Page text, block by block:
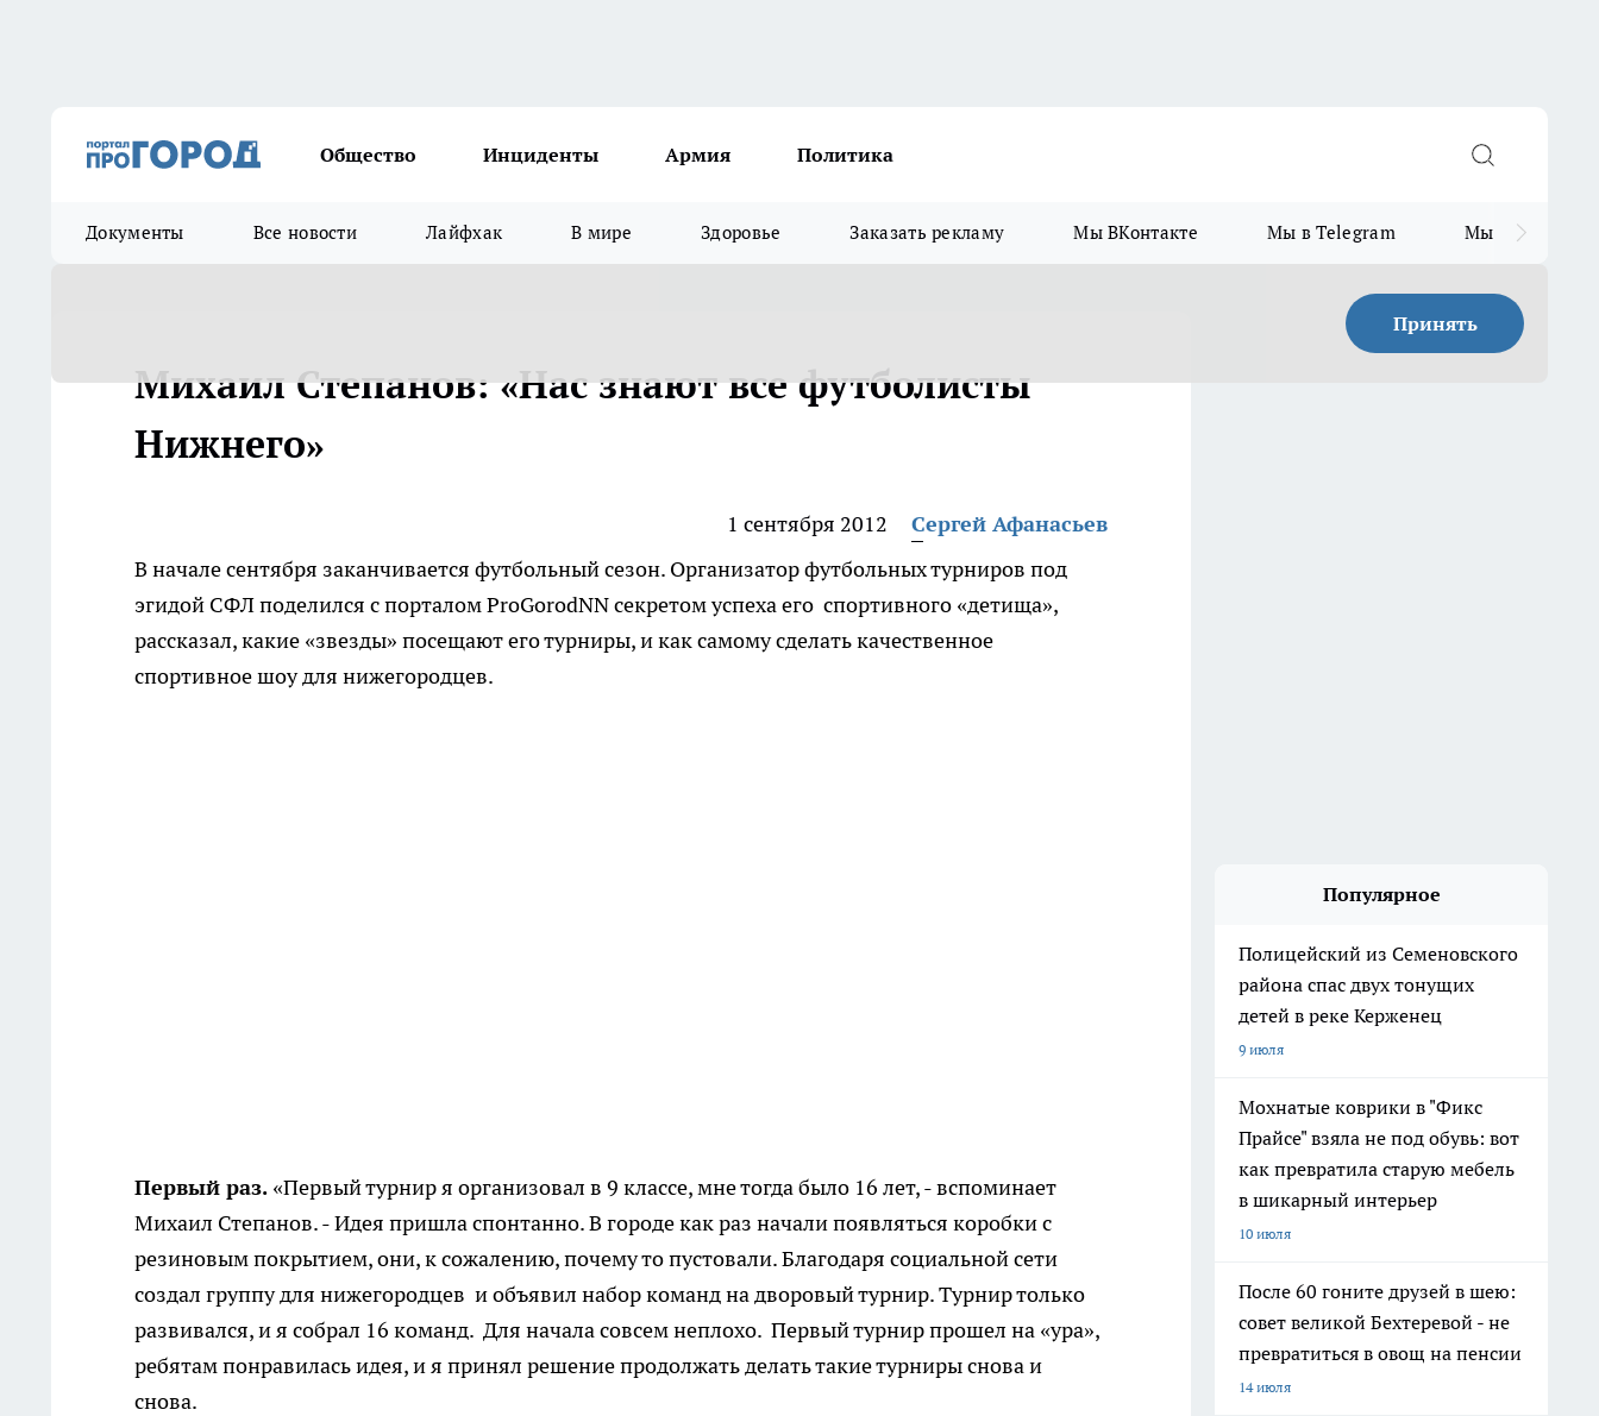
Общество Инциденты Армия Политика
Документы Все новости Лайфхак В мире Здоровье Заказать рекламу Мы ВКонтакте Мы в Telegram Мы в MAX
Принять
Михаил Степанов: «Нас знают все футболисты
Нижнего»
1 сентября 2012
Сергей Афанасьев
В начале сентября заканчивается футбольный сезон. Организатор футбольных турниров под
эгидой СФЛ поделился с порталом ProGorodNN секретом успеха его спортивного «детища»,
рассказал, какие «звезды» посещают его турниры, и как самому сделать качественное
спортивное шоу для нижегородцев.
Первый раз. «Первый турнир я организовал в 9 классе, мне тогда было 16 лет, - вспоминает
Михаил Степанов. - Идея пришла спонтанно. В городе как раз начали появляться коробки с
резиновым покрытием, они, к сожалению, почему то пустовали. Благодаря социальной сети
создал группу для нижегородцев и объявил набор команд на дворовый турнир. Турнир только
развивался, и я собрал 16 команд. Для начала совсем неплохо. Первый турнир прошел на «ура»,
ребятам понравилась идея, и я принял решение продолжать делать такие турниры снова и
снова.
Популярное
Полицейский из Семеновского
района спас двух тонущих
детей в реке Керженец
9 июля
Мохнатые коврики в "Фикс
Прайсе" взяла не под обувь: вот
как превратила старую мебель
в шикарный интерьер
10 июля
После 60 гоните друзей в шею:
совет великой Бехтеревой - не
превратиться в овощ на пенсии
14 июля